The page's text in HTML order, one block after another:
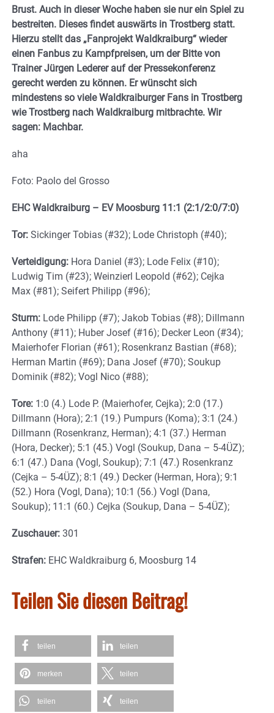
Brust. Auch in dieser Woche haben sie nur ein Spiel zu
bestreiten. Dieses findet auswärts in Trostberg statt.
Hierzu stellt das „Fanprojekt Waldkraiburg“ wieder
einen Fanbus zu Kampfpreisen, um der Bitte von
Trainer Jürgen Lederer auf der Pressekonferenz
gerecht werden zu können. Er wünscht sich
mindestens so viele Waldkraiburger Fans in Trostberg
wie Trostberg nach Waldkraiburg mitbrachte. Wir
sagen: Machbar.
aha
Foto: Paolo del Grosso
EHC Waldkraiburg – EV Moosburg 11:1 (2:1/2:0/7:0)
Tor: Sickinger Tobias (#32); Lode Christoph (#40);
Verteidigung: Hora Daniel (#3); Lode Felix (#10);
Ludwig Tim (#23); Weinzierl Leopold (#62); Cejka
Max (#81); Seifert Philipp (#96);
Sturm: Lode Philipp (#7); Jakob Tobias (#8); Dillmann
Anthony (#11); Huber Josef (#16); Decker Leon (#34);
Maierhofer Florian (#61); Rosenkranz Bastian (#68);
Herman Martin (#69); Dana Josef (#70); Soukup
Dominik (#82); Vogl Nico (#88);
Tore: 1:0 (4.) Lode P. (Maierhofer, Cejka); 2:0 (17.)
Dillmann (Hora); 2:1 (19.) Pumpurs (Koma); 3:1 (24.)
Dillmann (Rosenkranz, Herman); 4:1 (37.) Herman
(Hora, Decker); 5:1 (45.) Vogl (Soukup, Dana – 5-4ÜZ);
6:1 (47.) Dana (Vogl, Soukup); 7:1 (47.) Rosenkranz
(Cejka – 5-4ÜZ); 8:1 (49.) Decker (Herman, Hora); 9:1
(52.) Hora (Vogl, Dana); 10:1 (56.) Vogl (Dana,
Soukup); 11:1 (60.) Cejka (Soukup, Dana – 5-4ÜZ);
Zuschauer: 301
Strafen: EHC Waldkraiburg 6, Moosburg 14
Teilen Sie diesen Beitrag!
teilen teilen
merken teilen
teilen teilen